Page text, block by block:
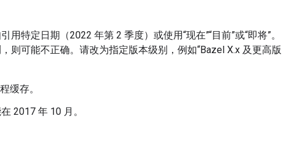
特定日期（2022 年第 2 季度）或使用“现在”“目前”或“即将”。
则可能不正确。请改为指定版本级别，例如“Bazel X.x 及更高版
缓存。
2017 年 10 月。